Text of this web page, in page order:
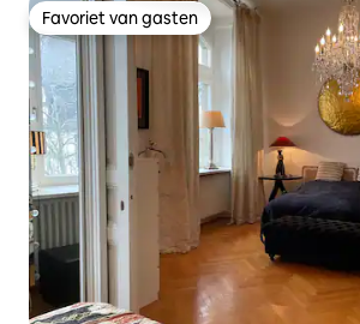
Favoriet van gasten
Favoriet van gasten